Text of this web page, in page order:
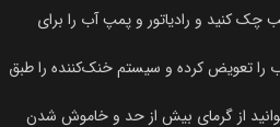
چک کنید و رادیاتور و پمپ آب را برای
را تعویض کرده و سیستم خنک‌کننده را طبق
از گرمای بیش از حد و خاموش شدن